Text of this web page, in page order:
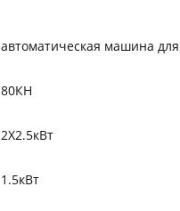
автоматическая машина
80КН
2X2.5кВт
1.5кВт